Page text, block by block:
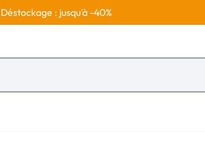
Déstockage : jusqu'à -40%